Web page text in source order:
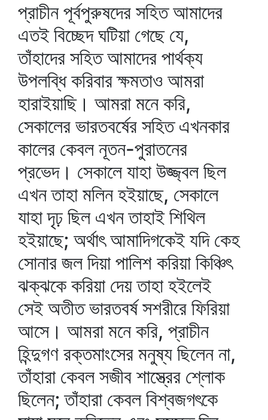
প্রাচীন পূর্বপুরুষদের সহিত আমাদের
এতই বিচ্ছেদ ঘটিয়া গেছে যে,
তাঁহাদের সহিত আমাদের পার্থক্য
উপলব্ধি করিবার ক্ষমতাও আমরা
হারাইয়াছি। আমরা মনে করি,
সেকালের ভারতবর্ষের সহিত এখনকার
কালের কেবল নূতন-পুরাতনের
প্রভেদ। সেকালে যাহা উজ্জ্বল ছিল
এখন তাহা মলিন হইয়াছে, সেকালে
যাহা দৃঢ় ছিল এখন তাহাই শিথিল
হইয়াছে; অর্থাৎ আমাদিগকেই যদি কেহ
সোনার জল দিয়া পালিশ করিয়া কিঞ্চিৎ
ঝক্‌ঝকে করিয়া দেয় তাহা হইলেই
সেই অতীত ভারতবর্ষ সশরীরে ফিরিয়া
আসে। আমরা মনে করি, প্রাচীন
হিন্দুগণ রক্তমাংসের মনুষ্য ছিলেন না,
তাঁহারা কেবল সজীব শাস্ত্রের শ্লোক
ছিলেন; তাঁহারা কেবল বিশ্বজগৎকে